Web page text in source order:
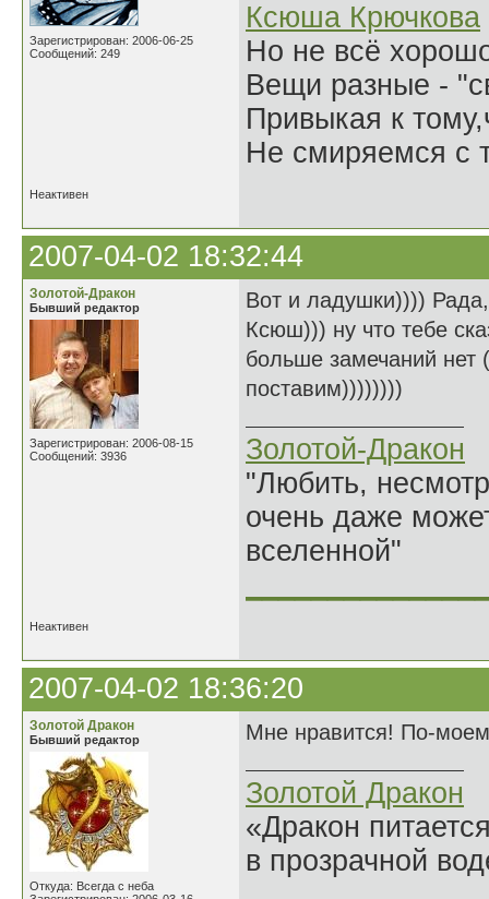
Зарегистрирован: 2006-06-25
Сообщений: 249
Ксюша Крючкова
Но не всё
Вещи разные -
Привыкая к
Не смиряемся с
Неактивен
2007-04-02 18:32:44
Золотой-Дракон
Бывший редактор
Зарегистрирован: 2006-08-15
Сообщений: 3936
Вот и ладушки))))
Ксюш))) ну что тебе
больше замечаний нет
поставим))))))))
Золотой-Дракон
"Любить,
очень даже
вселенной"
Неактивен
2007-04-02 18:36:20
Золотой Дракон
Бывший редактор
Откуда: Всегда с неба
Мне нравится! По-
Золотой Дракон
«Дракон
в прозрачной